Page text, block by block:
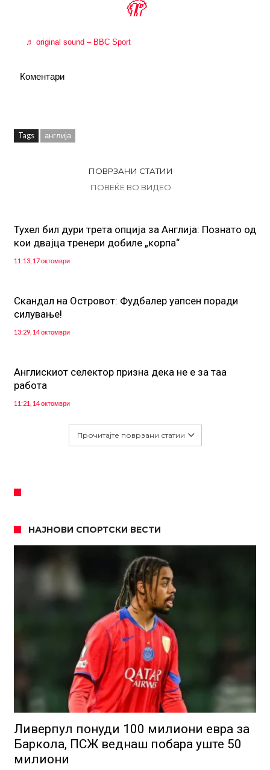
🫣
♬ original sound – BBC Sport
Коментари
Tags англија
ПОВРЗАНИ СТАТИИ
ПОВЕЌЕ ВО ВИДЕО
Тухел бил дури трета опција за Англија: Познато од
кои двајца тренери добиле „корпа“
11:13, 17 октомври
Скандал на Островот: Фудбалер уапсен поради
силување!
13:29, 14 октомври
Англискиот селектор призна дека не е за таа
работа
11:21, 14 октомври
Прочитајте поврзани статии
НАЈНОВИ СПОРТСКИ ВЕСТИ
Ливерпул понуди 100 милиони евра за
Баркола, ПСЖ веднаш побара уште 50
милиони